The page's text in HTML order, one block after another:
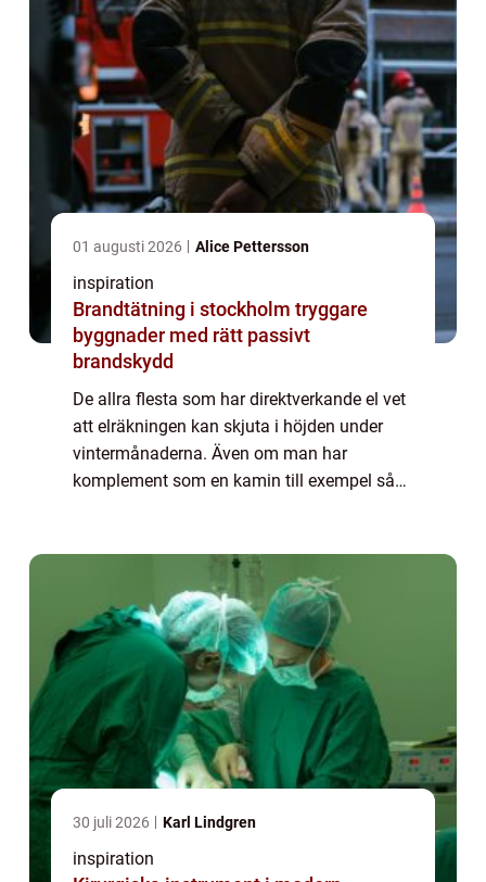
01 augusti 2026 Alice Pettersson
inspiration
Brandtätning i stockholm tryggare
byggnader med rätt passivt
brandskydd
De allra flesta som har direktverkande el vet
att elräkningen kan skjuta i höjden under
vintermånaderna. Även om man har
komplement som en kamin till exempel så
30 juli 2026 Karl Lindgren
inspiration